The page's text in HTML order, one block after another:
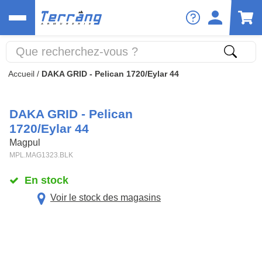
Accueil / DAKA GRID - Pelican 1720/Eylar 44
DAKA GRID - Pelican
1720/Eylar 44
Magpul
MPL.MAG1323.BLK
En stock
Voir le stock des magasins